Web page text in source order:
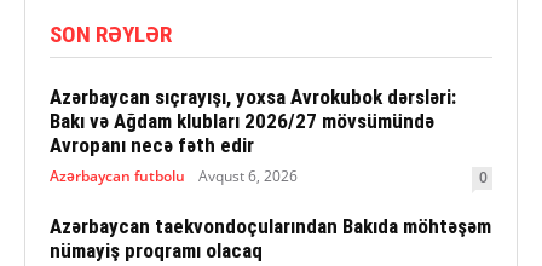
SON RƏYLƏR
Azərbaycan sıçrayışı, yoxsa Avrokubok dərsləri:
Bakı və Ağdam klubları 2026/27 mövsümündə
Avropanı necə fəth edir
Azərbaycan futbolu Avqust 6, 2026 0
Azərbaycan taekvondoçularından Bakıda möhtəşəm
nümayiş proqramı olacaq